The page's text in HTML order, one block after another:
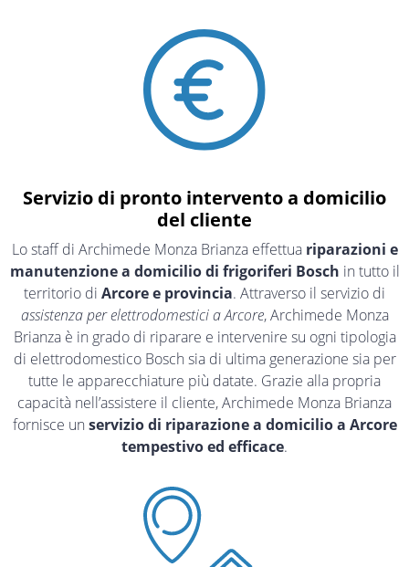
Servizio di pronto intervento a domicilio
del cliente
Lo staff di Archimede Monza Brianza effettua riparazioni e
manutenzione a domicilio di frigoriferi Bosch in tutto il
territorio di Arcore e provincia. Attraverso il servizio di
assistenza per elettrodomestici a Arcore, Archimede Monza
Brianza è in grado di riparare e intervenire su ogni tipologia
di elettrodomestico Bosch sia di ultima generazione sia per
tutte le apparecchiature più datate. Grazie alla propria
capacità nell’assistere il cliente, Archimede Monza Brianza
fornisce un servizio di riparazione a domicilio a Arcore
tempestivo ed efficace.